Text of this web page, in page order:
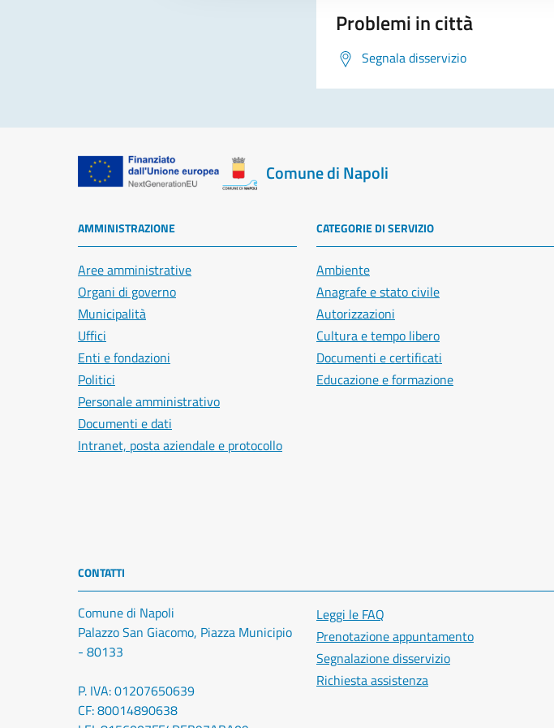
Problemi in città
Segnala disservizio
Comune di Napoli
AMMINISTRAZIONE
Aree amministrative
Organi di governo
Municipalità
Uffici
Enti e fondazioni
Politici
Personale amministrativo
Documenti e dati
Intranet, posta aziendale e protocollo
CATEGORIE DI SERVIZIO
Ambiente
Anagrafe e stato civile
Autorizzazioni
Cultura e tempo libero
Documenti e certificati
Educazione e formazione
CONTATTI
Comune di Napoli
Palazzo San Giacomo, Piazza Municipio
- 80133
P. IVA: 01207650639
CF: 80014890638
Leggi le FAQ
Prenotazione appuntamento
Segnalazione disservizio
Richiesta assistenza